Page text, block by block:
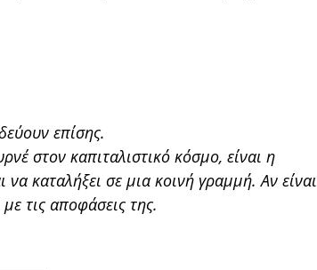
επίσης.
στον καπιταλιστικό κόσμο, είναι η
καταλήξει σε μια κοινή γραμμή. Αν είναι
τις αποφάσεις της.